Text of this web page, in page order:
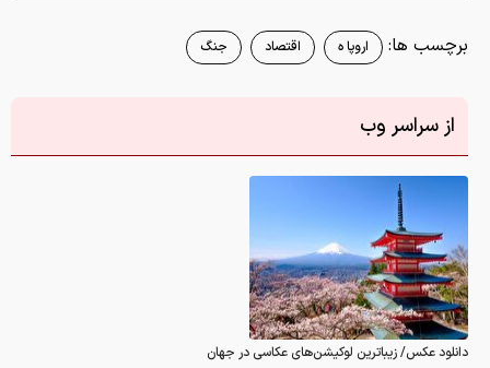
برچسب ها: اروپا ه اقتصاد جنگ
از سراسر وب
دانلود عکس/ زیباترین لوکیشن‌های عکاسی در جهان